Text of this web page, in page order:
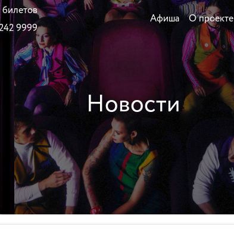
9999
Афиша О проекте
Новости